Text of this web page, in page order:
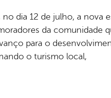
dia 12 de julho, a nova
da comunidade
para o
o turismo local,